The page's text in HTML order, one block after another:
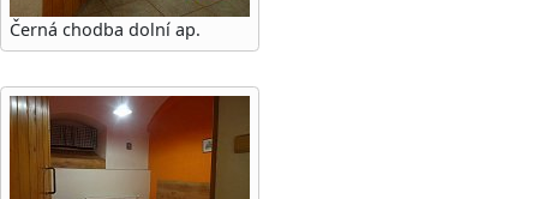
Černá chodba dolní ap.